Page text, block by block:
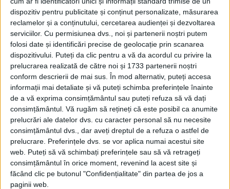
dispozitiv pentru publicitate și conținut personalizate, măsurarea
reclamelor și a conținutului, cercetarea audienței și dezvoltarea
serviciilor. Cu permisiunea dvs., noi și partenerii noștri putem
folosi date și identificări precise de geolocație prin scanarea
dispozitivului. Puteți da clic pentru a vă da acordul cu privire la
prelucrarea realizată de către noi și 1733 partenerii noștri
conform descrierii de mai sus. În mod alternativ, puteți accesa
informații mai detaliate și vă puteți schimba preferințele înainte
de a vă exprima consimțământul sau puteți refuza să vă dați
consimțământul. Vă rugăm să rețineți că este posibil ca anumite
prelucrări ale datelor dvs. cu caracter personal să nu necesite
consimțământul dvs., dar aveți dreptul de a refuza o astfel de
prelucrare. Preferințele dvs. se vor aplica numai acestui site
web. Puteți să vă schimbați preferințele sau să vă retrageți
consimțământul în orice moment, revenind la acest site și
făcând clic pe butonul "Confidențialitate" din partea de jos a
paginii web.
albe, ca un milion de blițuri care se aprind
deodată. Apoi, a urmat întunericul. Mi s-a
spus că am fost îngropat de viu sub casă.
Când unchiul meu m-a găsit și mi-a scos
corpul de sub resturi, eram inconștient.
Fața îmi era deformată. Era sigur că eram
mort. Din fericire, am supraviețuit. Mi-am
pierdut auzul, probabil din cauza exploziei.
La mai bine de un deceniu după
bombardament, mama mea a început să
observe cioburi de sticlă care ieșeau din